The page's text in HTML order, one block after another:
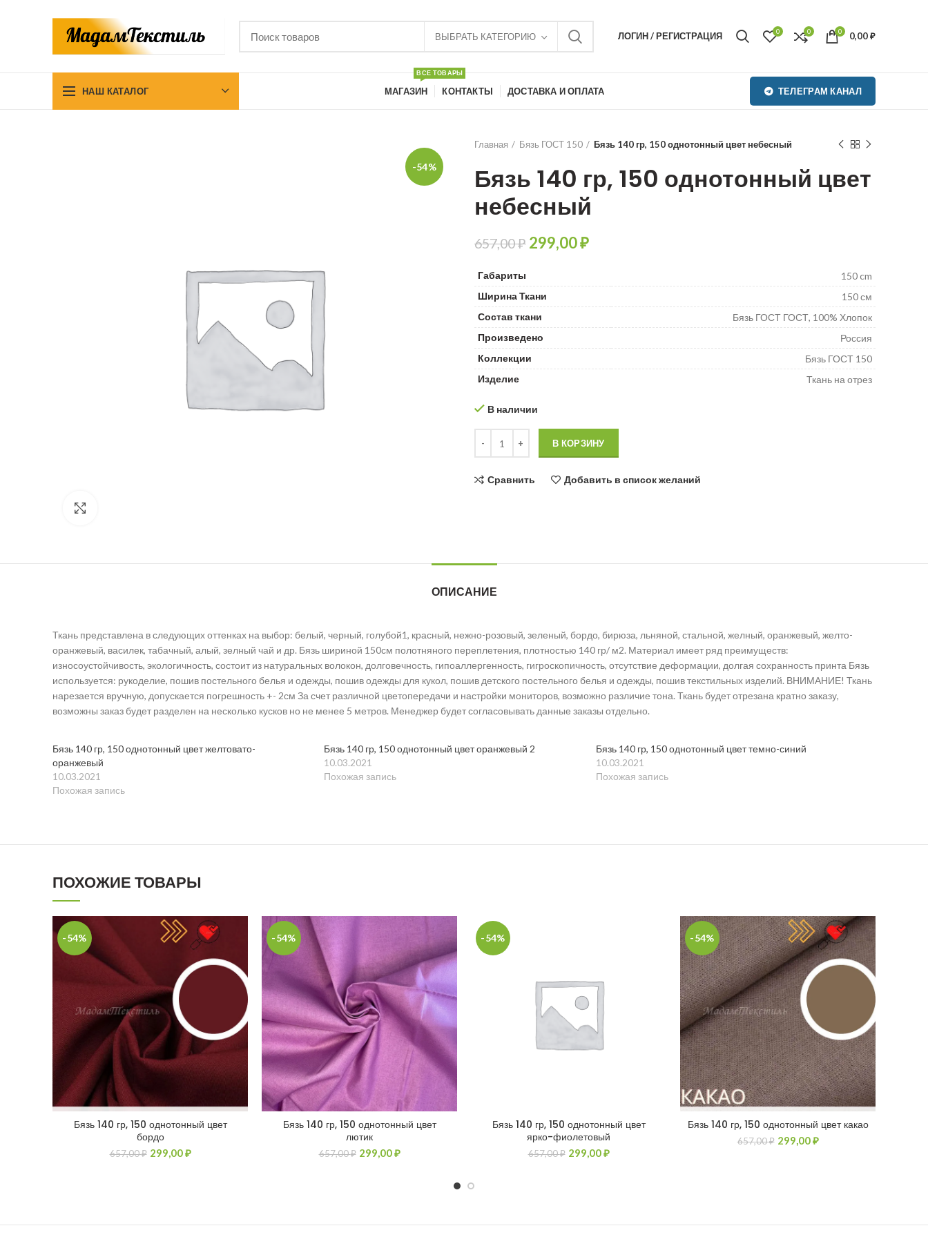
ВЫБРАТЬ КАТЕГОРИЮ ЛОГИН / РЕГИСТРАЦИЯ 0 0 0 0,00₽
НАШ КАТАЛОГ МАГАЗИН
ВСЕ ТОВАРЫ
КОНТАКТЫ ДОСТАВКА И ОПЛАТА ТЕЛЕГРАМ КАНАЛ
-54%
Главная Бязь ГОСТ 150 Бязь 140 гр, 150 однотонный цвет небесный
Бязь 140 гр, 150 однотонный цвет
небесный
657,00₽ 299,00₽
Габариты
150 cm
Ширина Ткани
150 см
Состав ткани
Бязь ГОСТ ГОСТ, 100% Хлопок
Произведено
Россия
Коллекции
Бязь ГОСТ 150
Изделие
Ткань на отрез
В наличии
В КОРЗИНУ
Сравнить Добавить в список желаний
ОПИСАНИЕ
Ткань представлена в следующих оттенках на выбор: белый, черный, голубой1, красный, нежно-розовый, зеленый, бордо, бирюза, льняной, стальной, желный, оранжевый, желто-
оранжевый, василек, табачный, алый, зелный чай и др. Бязь шириной 150см полотняного переплетения, плотностью 140 гр/ м2. Материал имеет ряд преимуществ:
износоустойчивость, экологичность, состоит из натуральных волокон, долговечность, гипоаллергенность, гигроскопичность, отсутствие деформации, долгая сохранность принта Бязь
используется: рукоделие, пошив постельного белья и одежды, пошив одежды для кукол, пошив детского постельного белья и одежды, пошив текстильных изделий. ВНИМАНИЕ! Ткань
нарезается вручную, допускается погрешность +- 2см За счет различной цветопередачи и настройки мониторов, возможно различие тона. Ткань будет отрезана кратно заказу,
возможны заказ будет разделен на несколько кусков но не менее 5 метров. Менеджер будет согласовывать данные заказы отдельно.
Бязь 140 гр, 150 однотонный цвет желтовато-
оранжевый
10.03.2021
Похожая запись
Бязь 140 гр, 150 однотонный цвет оранжевый 2
10.03.2021
Похожая запись
Бязь 140 гр, 150 однотонный цвет темно-синий
10.03.2021
Похожая запись
ПОХОЖИЕ ТОВАРЫ
-54%
Бязь 140 гр, 150 однотонный цвет
бордо
657,00₽ 299,00₽
-54%
Бязь 140 гр, 150 однотонный цвет
лютик
657,00₽ 299,00₽
-54%
Бязь 140 гр, 150 однотонный цвет
ярко-фиолетовый
657,00₽ 299,00₽
-54%
Бязь 140 гр, 150 однотонный цвет какао
657,00₽ 299,00₽